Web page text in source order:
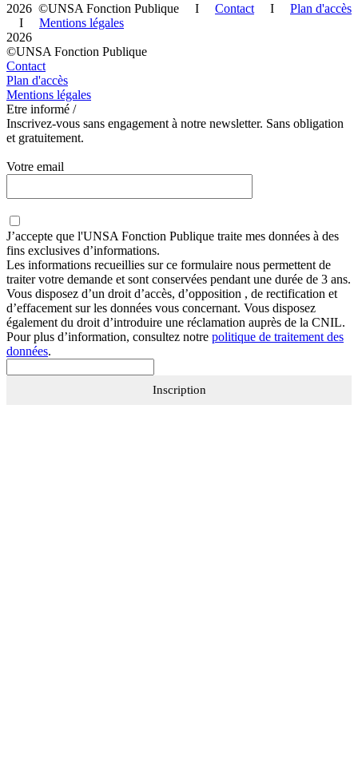
2026 ©UNSA Fonction Publique I Contact I Plan d'accès
I Mentions légales
2026
©UNSA Fonction Publique
Contact
Plan d'accès
Mentions légales
Etre informé /
Inscrivez-vous sans engagement à notre newsletter. Sans obligation
et gratuitement.
Votre email
J’accepte que l'UNSA Fonction Publique traite mes données à des
fins exclusives d’informations.
Les informations recueillies sur ce formulaire nous permettent de
traiter votre demande et sont conservées pendant une durée de 3 ans.
Vous disposez d’un droit d’accès, d’opposition , de rectification et
d’effacement sur les données vous concernant. Vous disposez
également du droit d’introduire une réclamation auprès de la CNIL.
Pour plus d’information, consultez notre politique de traitement des
données.
Inscription